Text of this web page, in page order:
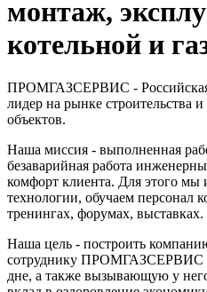
монтаж,
котельной и
ПРОМГАЗСЕРВИС - Российская
лидер на рынке строительства
объектов.
Наша миссия - выполненная
безаварийная работа
комфорт клиента. Для этого мы
технологии, обучаем персонал
тренингах, форумах, выставках.
Наша цель - построить
сотруднику ПРОМГАЗСЕРВИС
дне, а также вызывающую у